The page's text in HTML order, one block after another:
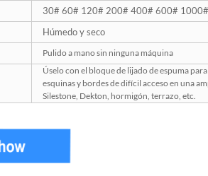
30# 60# 120# 200# 400# 600#
Húmedo y seco
Pulido a mano sin ninguna máquina
Úselo con el bloque de lijado de espuma
esquinas y bordes de difícil acceso en una
Silestone, Dekton, hormigón, terrazo, etc.